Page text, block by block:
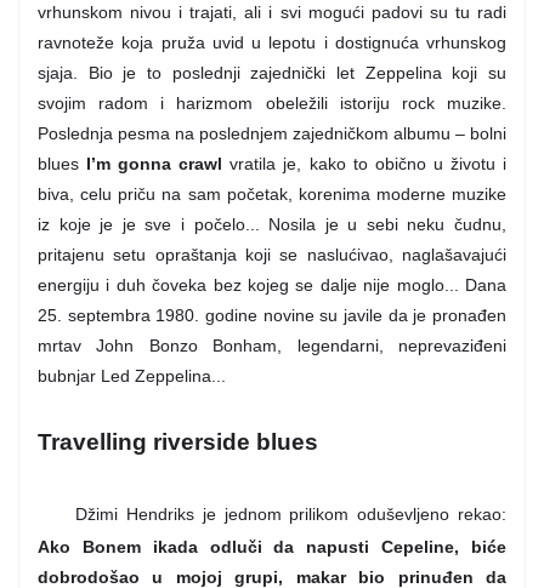
vrhunskom nivou i trajati, ali i svi mogući padovi su tu radi
ravnoteže koja pruža uvid u lepotu i dostignuća vrhunskog
sjaja. Bio je to poslednji zajednički let Zeppelina koji su
svojim radom i harizmom obeležili istoriju rock muzike.
Poslednja pesma na poslednjem zajedničkom albumu – bolni
blues I’m gonna crawl vratila je, kako to obično u životu i
biva, celu priču na sam početak, korenima moderne muzike
iz koje je je sve i počelo... Nosila je u sebi neku čudnu,
pritajenu setu opraštanja koji se naslućivao, naglašavajući
energiju i duh čoveka bez kojeg se dalje nije moglo... Dana
25. septembra 1980. godine novine su javile da je pronađen
mrtav John Bonzo Bonham, legendarni, neprevaziđeni
bubnjar Led Zeppelina...
Travelling riverside blues
Džimi Hendriks je jednom prilikom oduševljeno rekao:
Ako Bonem ikada odluči da napusti Cepeline, biće
dobrodošao u mojoj grupi, makar bio prinuđen da